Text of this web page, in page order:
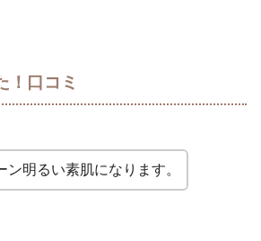
！口コミ
ン明るい素肌になります。